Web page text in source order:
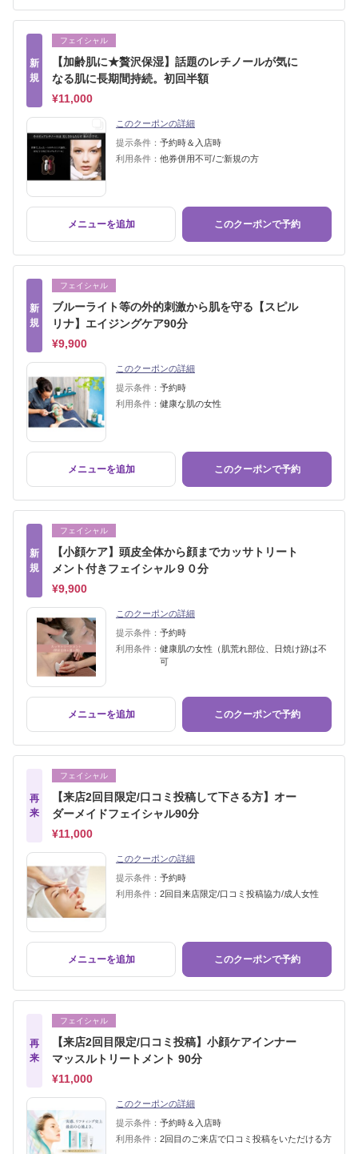
新
規
フェイシャル
【加齢肌に★贅沢保湿】話題のレチノールが気に
なる肌に長期間持続。初回半額
¥11,000
このクーポンの詳細
提示条件： 予約時＆入店時
利用条件： 他券併用不可/ご新規の方
メニューを追加 このクーポンで予約
新
規
フェイシャル
ブルーライト等の外的刺激から肌を守る【スピル
リナ】エイジングケア90分
¥9,900
このクーポンの詳細
提示条件： 予約時
利用条件： 健康な肌の女性
メニューを追加 このクーポンで予約
新
規
フェイシャル
【小顔ケア】頭皮全体から顔までカッサトリート
メント付きフェイシャル９０分
¥9,900
このクーポンの詳細
提示条件： 予約時
利用条件： 健康肌の女性（肌荒れ部位、日焼け跡は不
可
メニューを追加 このクーポンで予約
再
来
フェイシャル
【来店2回目限定/口コミ投稿して下さる方】オー
ダーメイドフェイシャル90分
¥11,000
このクーポンの詳細
提示条件： 予約時
利用条件： 2回目来店限定/口コミ投稿協力/成人女性
メニューを追加 このクーポンで予約
再
来
フェイシャル
【来店2回目限定/口コミ投稿】小顔ケアインナー
マッスルトリートメント 90分
¥11,000
このクーポンの詳細
提示条件： 予約時＆入店時
利用条件： 2回目のご来店で口コミ投稿をいただける方